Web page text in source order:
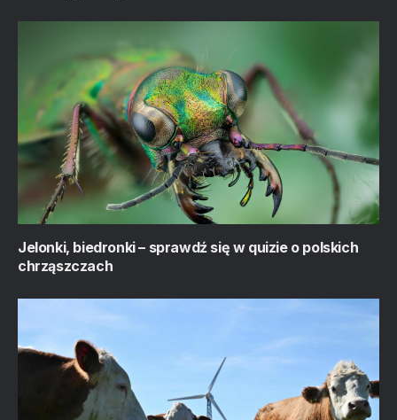
Jelonki, biedronki – sprawdź się w quizie o polskich
chrząszczach